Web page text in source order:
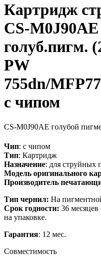
Картридж
CS-
голуб.пигм.
PW
755dn/
с чипом
CS-M0J90AE голубой
Чип: с чипом
Тип: Картридж
Назначение: для
Модель оригинального
Производитель
Тип чернил: На
Срок годности: 36 месяцев
на упаковке.
Гарантия: 12 мес.
Совместимость